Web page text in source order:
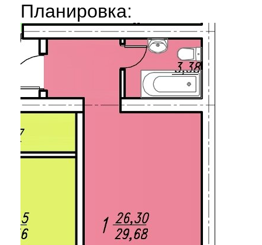
Планировка: